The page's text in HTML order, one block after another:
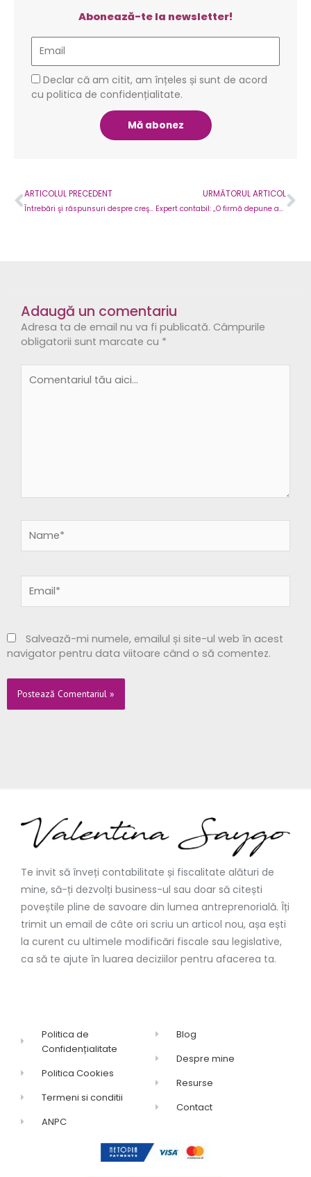
Abonează-te la newsletter!
Email
GDPRDeclar că am citit, am înțeles și sunt de acord
cu politica de confidențialitate.
Mă abonez
Prev
ARTICOLUL PRECEDENT
Întrebări şi răspunsuri despre creşterea impozitului pe locuinţe pentru persoane fizice, PFA şi societăţi comerciale. Ce impact va avea măsura şi care sunt alternativele pentru a plăti mai puţin
URMĂTORUL ARTICOL
Expert contabil: „O firmă depune anual 220 de declaraţii. Suntem supracontrolaţi, suprareglementaţi, suprataxaţi“
Adaugă un comentariu
Adresa ta de email nu va fi publicată. Câmpurile
obligatorii sunt marcate cu *
tău
Salvează-mi numele, emailul și site-ul web în acest
navigator pentru data viitoare când o să comentez.
Te invit să înveți contabilitate și fiscalitate alături de
mine, să-ți dezvolți business-ul sau doar să citești
poveștile pline de savoare din lumea antreprenorială. Îți
trimit un email de câte ori scriu un articol nou, așa ești
la curent cu ultimele modificări fiscale sau legislative,
ca să te ajute în luarea deciziilor pentru afacerea ta.
Politica de
Confidențialitate
Politica Cookies
Termeni si conditii
ANPC
Blog
Despre mine
Resurse
Contact